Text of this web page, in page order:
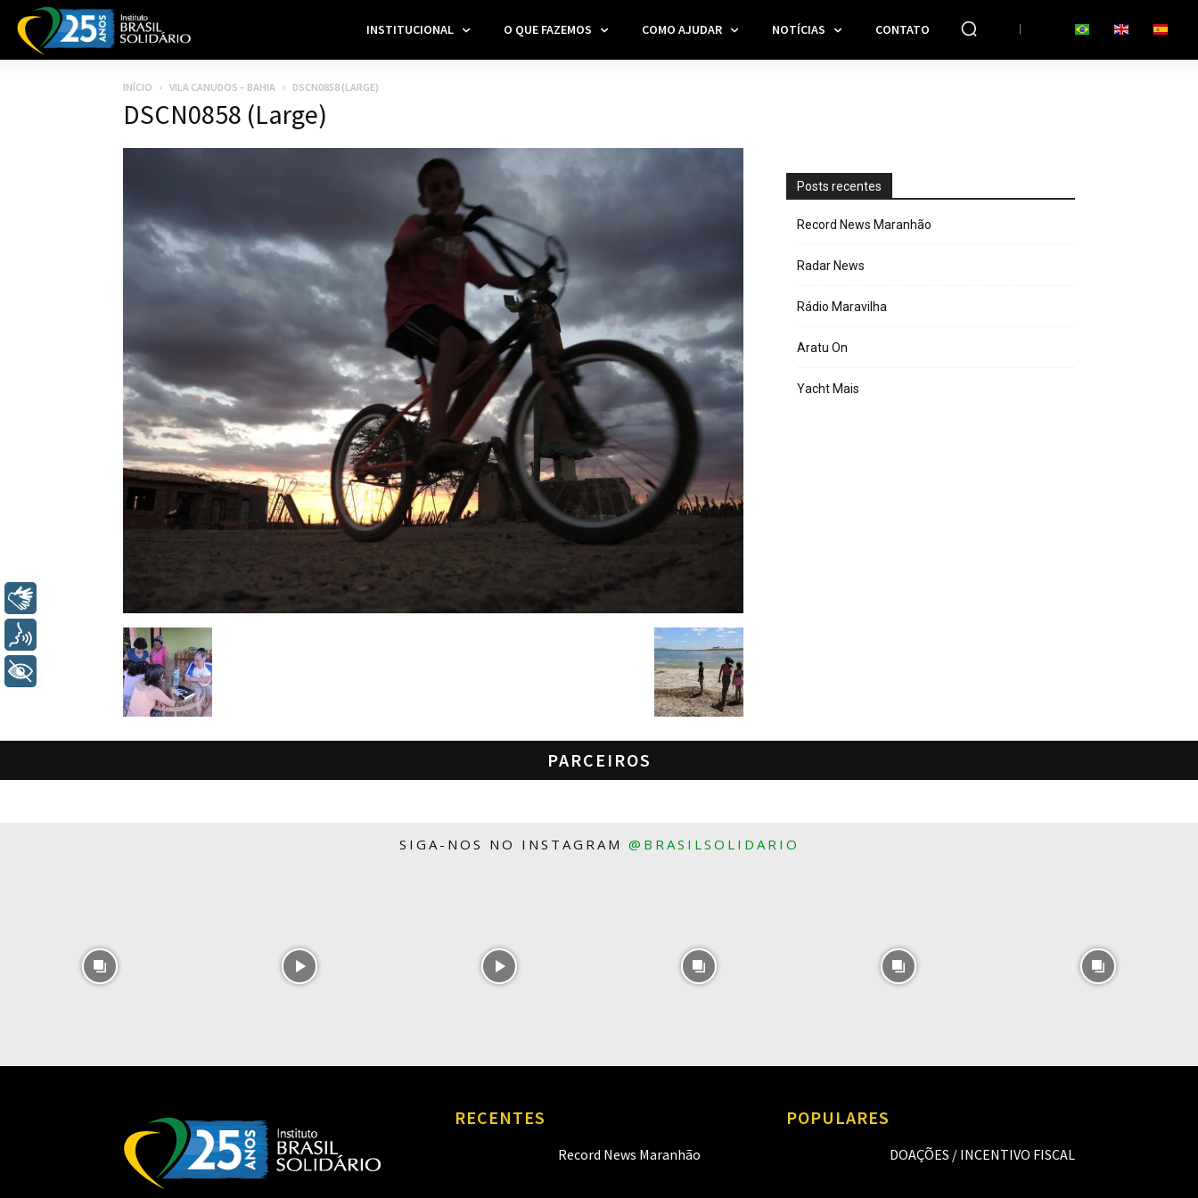
INSTITUCIONAL O QUE FAZEMOS COMO AJUDAR NOTÍCIAS CONTATO
INÍCIO VILA CANUDOS – BAHIA DSCN0858 (LARGE)
DSCN0858 (Large)
Posts recentes
Record News Maranhão
Radar News
Rádio Maravilha
Aratu On
Yacht Mais
PARCEIROS
SIGA-NOS NO INSTAGRAM @BRASILSOLIDARIO
RECENTES
Record News Maranhão
POPULARES
DOAÇÕES / INCENTIVO FISCAL
+ Acessibilidade